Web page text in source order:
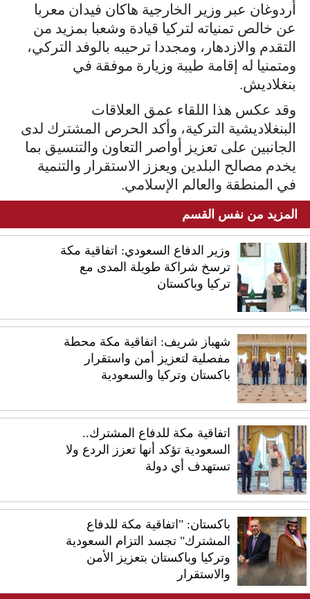
أردوغان عبر وزير الخارجية هاكان فيدان معربا
عن خالص تمنياته لتركيا قيادة وشعبا بمزيد من
التقدم والازدهار، ومجددا ترحيبه بالوفد التركي،
ومتمنيا له إقامة طيبة وزيارة موفقة في
بنغلاديش.
وقد عكس هذا اللقاء عمق العلاقات
البنغلاديشية التركية، وأكد الحرص المشترك لدى
الجانبين على تعزيز أواصر التعاون والتنسيق بما
يخدم مصالح البلدين ويعزز الاستقرار والتنمية
في المنطقة والعالم الإسلامي.
المزيد من نفس القسم
وزير الدفاع السعودي: اتفاقية مكة
ترسخ شراكة طويلة المدى مع
تركيا وباكستان
شهباز شريف: اتفاقية مكة محطة
مفصلية لتعزيز أمن واستقرار
باكستان وتركيا والسعودية
اتفاقية مكة للدفاع المشترك..
السعودية تؤكد أنها تعزز الردع ولا
تستهدف أي دولة
باكستان: "اتفاقية مكة للدفاع
المشترك" تجسد التزام السعودية
وتركيا وباكستان بتعزيز الأمن
والاستقرار